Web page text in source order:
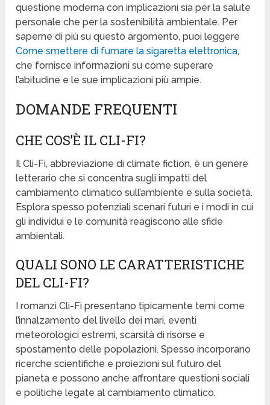
questione moderna con implicazioni sia per la salute
personale che per la sostenibilità ambientale. Per
saperne di più su questo argomento, puoi leggere
Come smettere di fumare la sigaretta elettronica,
che fornisce informazioni su come superare
l’abitudine e le sue implicazioni più ampie.
DOMANDE FREQUENTI
CHE COS’È IL CLI-FI?
Il Cli-Fi, abbreviazione di climate fiction, è un genere
letterario che si concentra sugli impatti del
cambiamento climatico sull’ambiente e sulla società.
Esplora spesso potenziali scenari futuri e i modi in cui
gli individui e le comunità reagiscono alle sfide
ambientali.
QUALI SONO LE CARATTERISTICHE
DEL CLI-FI?
I romanzi Cli-Fi presentano tipicamente temi come
l’innalzamento del livello dei mari, eventi
meteorologici estremi, scarsità di risorse e
spostamento delle popolazioni. Spesso incorporano
ricerche scientifiche e proiezioni sul futuro del
pianeta e possono anche affrontare questioni sociali
e politiche legate al cambiamento climatico.